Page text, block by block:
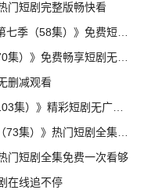
门短剧完整版畅快看
）》免费短剧一集不落尽情看
）》免费畅享短剧无删减
删减观看
》精彩短剧无广告连着看
》热门短剧全集在线免费看
门短剧全集免费一次看够
在线追不停